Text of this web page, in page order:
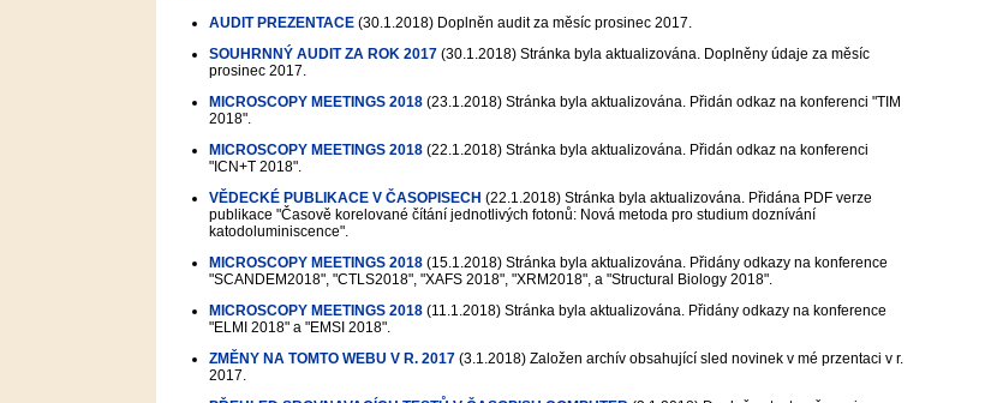
AUDIT PREZENTACE (30.1.2018) Doplněn audit za měsíc prosinec 2017.
SOUHRNNÝ AUDIT ZA ROK 2017 (30.1.2018) Stránka byla aktualizována. Doplněny údaje za měsíc
prosinec 2017.
MICROSCOPY MEETINGS 2018 (23.1.2018) Stránka byla aktualizována. Přidán odkaz na konferenci "TIM
2018".
MICROSCOPY MEETINGS 2018 (22.1.2018) Stránka byla aktualizována. Přidán odkaz na konferenci
"ICN+T 2018".
VĚDECKÉ PUBLIKACE V ČASOPISECH (22.1.2018) Stránka byla aktualizována. Přidána PDF verze
publikace "Časově korelované čítání jednotlivých fotonů: Nová metoda pro studium doznívání
katodoluminiscence".
MICROSCOPY MEETINGS 2018 (15.1.2018) Stránka byla aktualizována. Přidány odkazy na konference
"SCANDEM2018", "CTLS2018", "XAFS 2018", "XRM2018", a "Structural Biology 2018".
MICROSCOPY MEETINGS 2018 (11.1.2018) Stránka byla aktualizována. Přidány odkazy na konference
"ELMI 2018" a "EMSI 2018".
ZMĚNY NA TOMTO WEBU V R. 2017 (3.1.2018) Založen archív obsahující sled novinek v mé przentaci v r.
2017.